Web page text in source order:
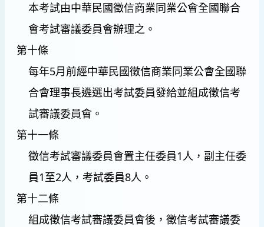
本考試由中華民國徵信商業同業公會全國聯合
會考試審議委員會辦理之。
第十條
每年5月前經中華民國徵信商業同業公會全國聯
合會理事長遴選出考試委員發給並組成徵信考
試審議委員會。
第十一條
徵信考試審議委員會置主任委員1人，副主任委
員1至2人，考試委員8人。
第十二條
組成徵信考試審議委員會後，徵信考試審議委